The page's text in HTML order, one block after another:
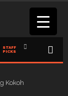
STAFF
PICKS